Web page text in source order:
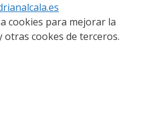
cookies para mejorar la
otras cookes de terceros.